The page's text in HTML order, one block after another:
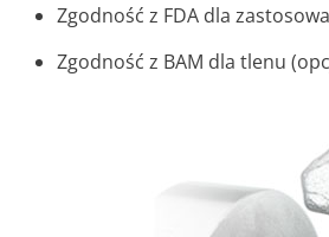
Zgodność z FDA dla
Zgodność z BAM dla tlenu